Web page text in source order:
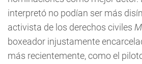
interpretó no podían ser más
activista de los derechos civiles
boxeador injustamente
más recientemente, como el